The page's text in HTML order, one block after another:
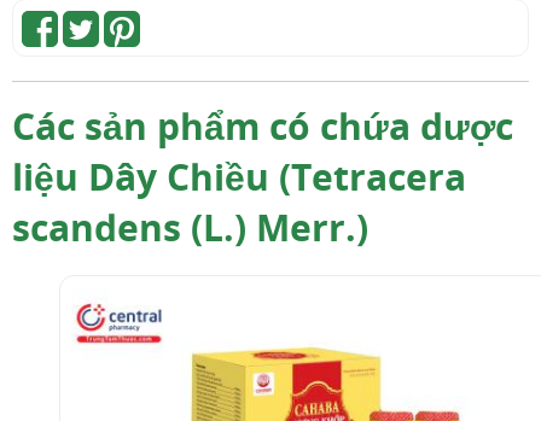
Các sản phẩm có chứa dược
liệu Dây Chiều (Tetracera
scandens (L.) Merr.)